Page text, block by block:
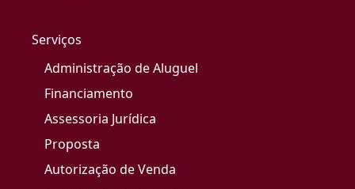
Serviços
Administração de Aluguel
Financiamento
Assessoria Jurídica
Proposta
Autorização de Venda